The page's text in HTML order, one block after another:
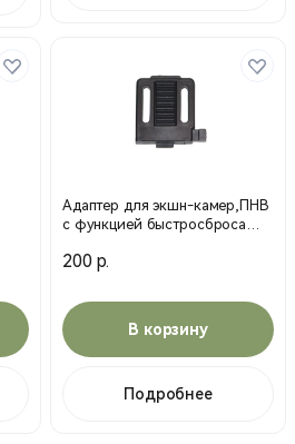
Адаптер для экшн-камер,ПНВ
с функцией быстросброса
200 р.
В корзину
Подробнее